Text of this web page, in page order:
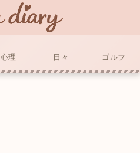
心理 日々 ゴルフ